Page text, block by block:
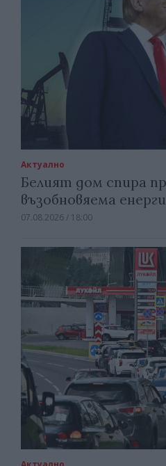
Актуално
Белият дом спира
възобновяема
07.08.2026 / 18:00